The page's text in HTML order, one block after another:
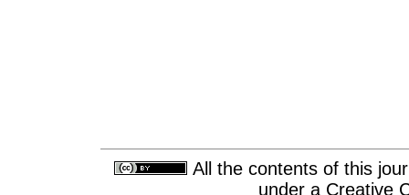
All the contents of this
under a Creative